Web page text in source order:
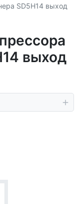
SD5H14 выход
выход